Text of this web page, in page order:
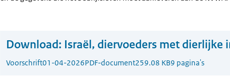
Download: Israël, diervoeders met dierlijke
Voorschrift01-04-2026PDF-document259.08 KB9 pagina's